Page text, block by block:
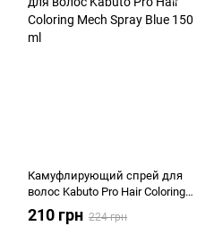
Камуфлирующий спрей для
волос Kabuto Pro Hair Coloring
Mech Spray Blue 150 ml
210 грн 224 грн